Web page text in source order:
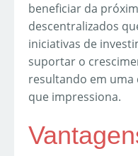
beneficiar da
descentralizados
iniciativas de
suportar o
resultando em uma
que impressiona.